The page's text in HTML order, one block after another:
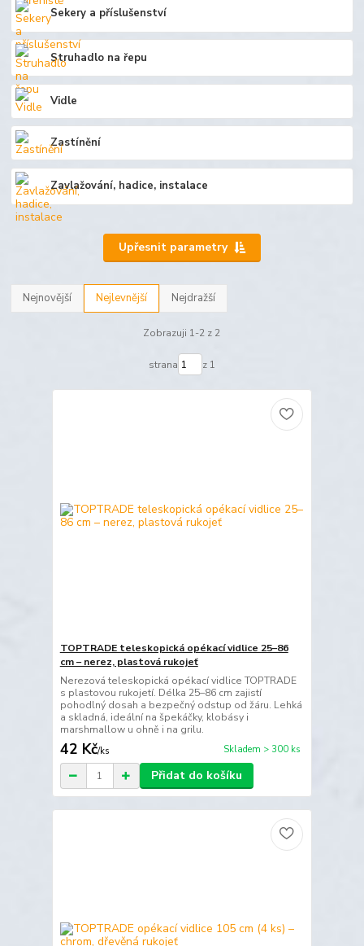
Sekery a příslušenství
Struhadlo na řepu
Vidle
Zastínění
Zavlažování, hadice, instalace
Upřesnit parametry
Nejnovější Nejlevnější Nejdražší
Zobrazuji 1-2 z 2
strana z 1
TOPTRADE teleskopická opékací vidlice 25–86
cm – nerez, plastová rukojeť
Nerezová teleskopická opékací vidlice TOPTRADE
s plastovou rukojetí. Délka 25–86 cm zajistí
pohodlný dosah a bezpečný odstup od žáru. Lehká
a skladná, ideální na špekáčky, klobásy i
marshmallow u ohně i na grilu.
42 Kč/ks Skladem > 300 ks
Přidat do košíku